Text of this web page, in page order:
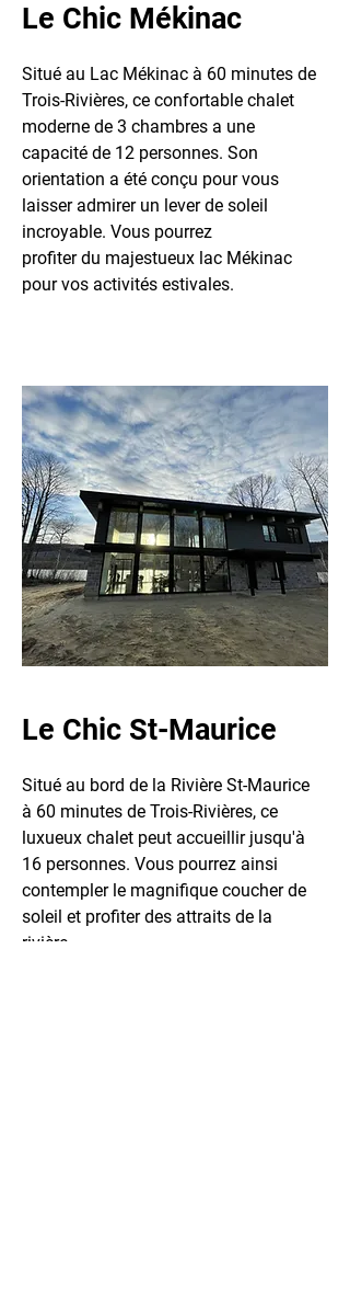
Le Chic Mékinac
Situé au Lac Mékinac à 60 minutes de
Trois-Rivières, ce confortable chalet
moderne de 3 chambres a une
capacité de 12 personnes. Son
orientation a été conçu pour vous
laisser admirer un lever de soleil
incroyable. Vous pourrez
profiter du majestueux lac Mékinac
pour vos activités estivales.
Le Chic St-Maurice
Situé au bord de la Rivière St-Maurice
à 60 minutes de Trois-Rivières, ce
luxueux chalet peut accueillir jusqu'à
16 personnes. Vous pourrez ainsi
contempler le magnifique coucher de
soleil et profiter des attraits de la
rivière.